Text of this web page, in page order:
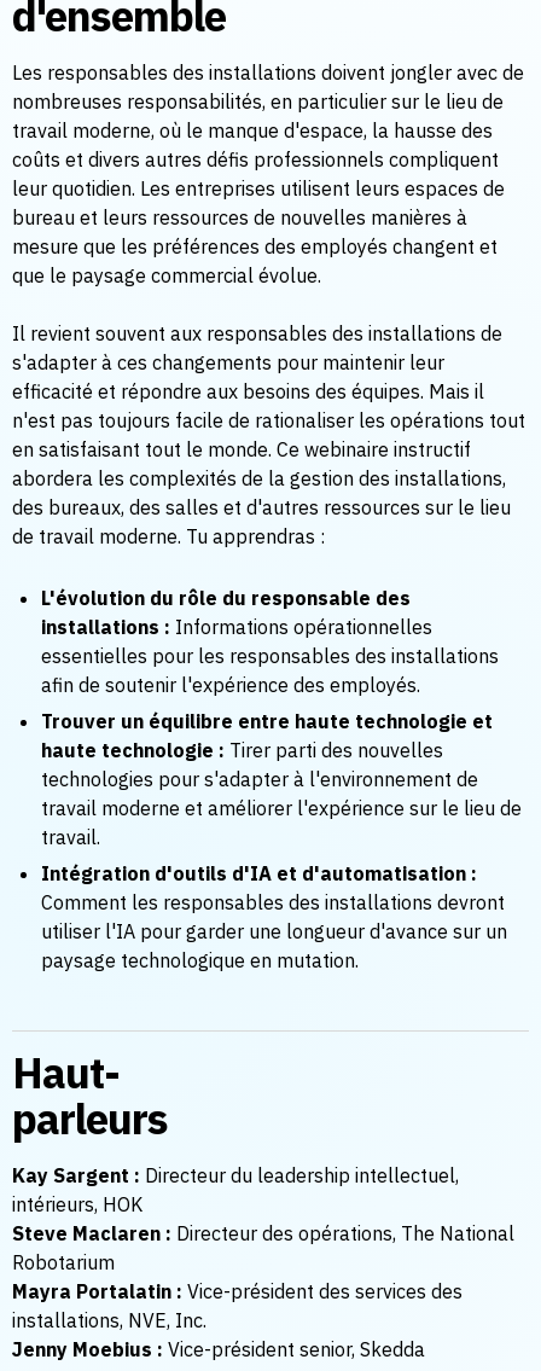
d'ensemble
Les responsables des installations doivent jongler avec de
nombreuses responsabilités, en particulier sur le lieu de
travail moderne, où le manque d'espace, la hausse des
coûts et divers autres défis professionnels compliquent
leur quotidien. Les entreprises utilisent leurs espaces de
bureau et leurs ressources de nouvelles manières à
mesure que les préférences des employés changent et
que le paysage commercial évolue.
Il revient souvent aux responsables des installations de
s'adapter à ces changements pour maintenir leur
efficacité et répondre aux besoins des équipes. Mais il
n'est pas toujours facile de rationaliser les opérations tout
en satisfaisant tout le monde. Ce webinaire instructif
abordera les complexités de la gestion des installations,
des bureaux, des salles et d'autres ressources sur le lieu
de travail moderne. Tu apprendras :
L'évolution du rôle du responsable des
installations : Informations opérationnelles
essentielles pour les responsables des installations
afin de soutenir l'expérience des employés.
Trouver un équilibre entre haute technologie et
haute technologie : Tirer parti des nouvelles
technologies pour s'adapter à l'environnement de
travail moderne et améliorer l'expérience sur le lieu de
travail.
Intégration d'outils d'IA et d'automatisation :
Comment les responsables des installations devront
utiliser l'IA pour garder une longueur d'avance sur un
paysage technologique en mutation.
Haut-
parleurs
Kay Sargent : Directeur du leadership intellectuel,
intérieurs, HOK
Steve Maclaren : Directeur des opérations, The National
Robotarium
Mayra Portalatin : Vice-président des services des
installations, NVE, Inc.
Jenny Moebius : Vice-président senior, Skedda